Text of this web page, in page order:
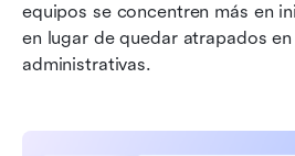
equipos se concentren más en
en lugar de quedar atrapados en
administrativas.